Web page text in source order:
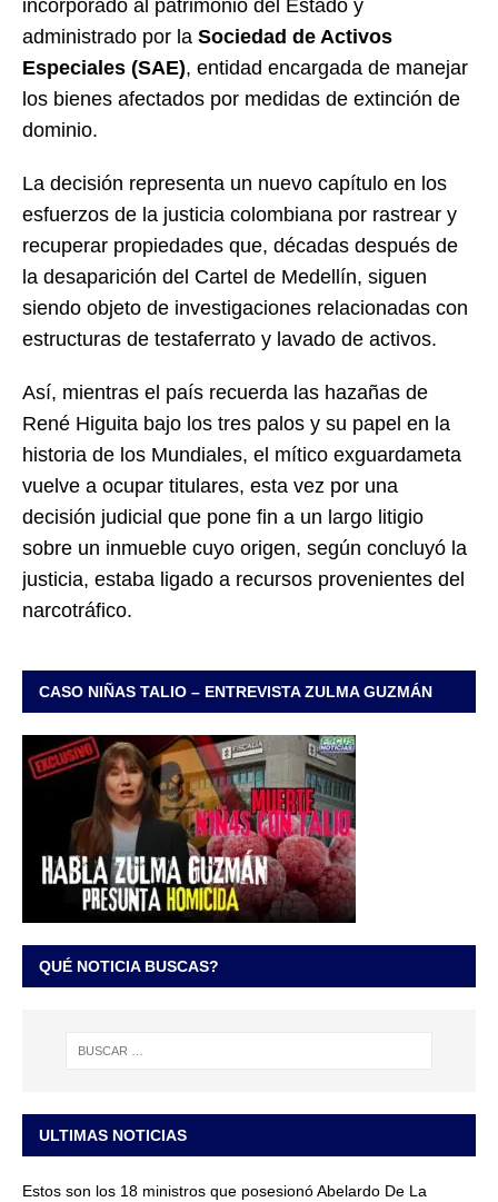
incorporado al patrimonio del Estado y
administrado por la Sociedad de Activos
Especiales (SAE), entidad encargada de manejar
los bienes afectados por medidas de extinción de
dominio.
La decisión representa un nuevo capítulo en los
esfuerzos de la justicia colombiana por rastrear y
recuperar propiedades que, décadas después de
la desaparición del Cartel de Medellín, siguen
siendo objeto de investigaciones relacionadas con
estructuras de testaferrato y lavado de activos.
Así, mientras el país recuerda las hazañas de
René Higuita bajo los tres palos y su papel en la
historia de los Mundiales, el mítico exguardameta
vuelve a ocupar titulares, esta vez por una
decisión judicial que pone fin a un largo litigio
sobre un inmueble cuyo origen, según concluyó la
justicia, estaba ligado a recursos provenientes del
narcotráfico.
CASO NIÑAS TALIO – ENTREVISTA ZULMA GUZMÁN
QUÉ NOTICIA BUSCAS?
ULTIMAS NOTICIAS
Estos son los 18 ministros que posesionó Abelardo De La